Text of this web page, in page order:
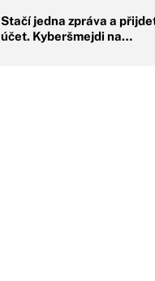
Stačí jedna zpráva a
účet. Kyberšmejdi na…